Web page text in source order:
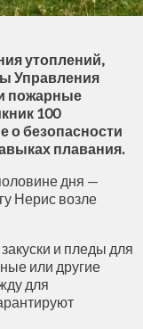
утоплений,
Управления
пожарные
100
о безопасности
плавания.
дня —
Нерис возле
и пледы для
или другие
для